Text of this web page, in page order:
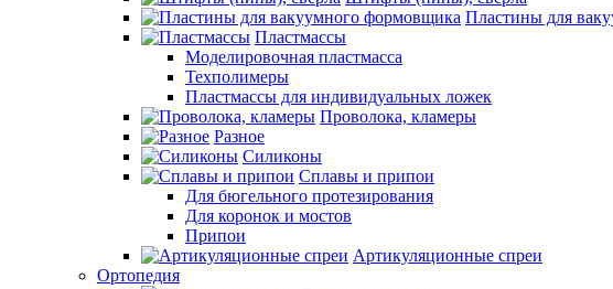
Пластины для
Пластмассы
Моделировочная пластмасса
Техполимеры
Пластмассы для индивидуальных ложек
Проволока, кламеры
Разное
Силиконы
Сплавы и припои
Для бюгельного протезирования
Для коронок и мостов
Припои
Артикуляционные спреи
Ортопедия